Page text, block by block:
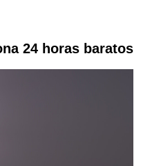
24 horas baratos